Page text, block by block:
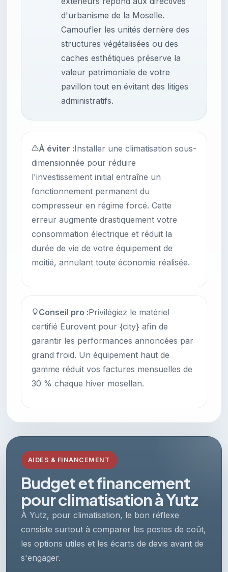
d'urbanisme de la Moselle.
Camoufler les unités derrière des
structures végétalisées ou des
caches esthétiques préserve la
valeur patrimoniale de votre
pavillon tout en évitant des litiges
administratifs.
À éviter :Installer une climatisation sous-
dimensionnée pour réduire
l'investissement initial entraîne un
fonctionnement permanent du
compresseur en régime forcé. Cette
erreur augmente drastiquement votre
consommation électrique et réduit la
durée de vie de votre équipement de
moitié, annulant toute économie réalisée.
Conseil pro :Privilégiez le matériel
certifié Eurovent pour {city} afin de
garantir les performances annoncées par
grand froid. Un équipement haut de
gamme réduit vos factures mensuelles de
30 % chaque hiver mosellan.
AIDES & FINANCEMENT
Budget et financement
pour climatisation à Yutz
À Yutz, pour climatisation, le bon réflexe
consiste surtout à comparer les postes de coût,
les options utiles et les écarts de devis avant de
s'engager.